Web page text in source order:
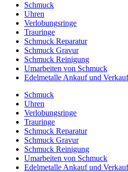
Schmuck
Uhren
Verlobungsringe
Trauringe
Schmuck Reparatur
Schmuck Gravur
Schmuck Reinigung
Umarbeiten von Schmuck
Edelmetalle Ankauf und Verkauf
Schmuck
Uhren
Verlobungsringe
Trauringe
Schmuck Reparatur
Schmuck Gravur
Schmuck Reinigung
Umarbeiten von Schmuck
Edelmetalle Ankauf und Verkauf